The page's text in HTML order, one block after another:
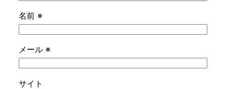
名前 ※
メール ※
サイト